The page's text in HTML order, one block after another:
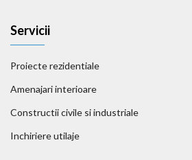
Servicii
Proiecte rezidentiale
Amenajari interioare
Constructii civile si industriale
Inchiriere utilaje